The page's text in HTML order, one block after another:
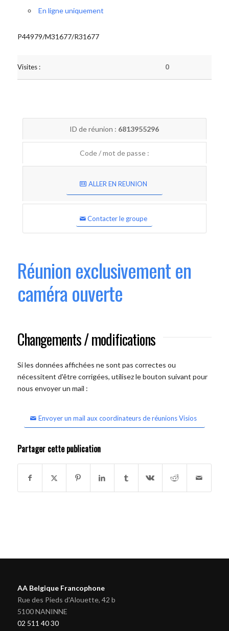
En ligne uniquement
P44979/M31677/R31677
Visites : 0
ID de réunion : 6813955296
Code / mot de passe :
ALLER EN REUNION
Contacter le groupe
Réunion exclusivement en
caméra ouverte
Changements / modifications
Si les données affichées ne sont pas correctes ou
nécessitent d'être corrigées, utilisez le bouton suivant pour
nous envoyer un mail :
Envoyer un mail aux coordinateurs de réunions Visios
Partager cette publication
AA Belgique Francophone
Rue des Pieds d'Alouette, 42 b
5100 NANINNE
02 511 40 30